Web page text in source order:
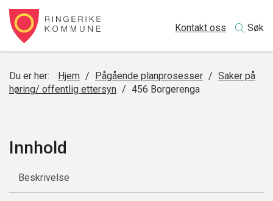
Kontakt oss Søk
Du er her: Hjem / Pågående planprosesser / Saker på
høring/ offentlig ettersyn / 456 Borgerenga
Innhold
Beskrivelse